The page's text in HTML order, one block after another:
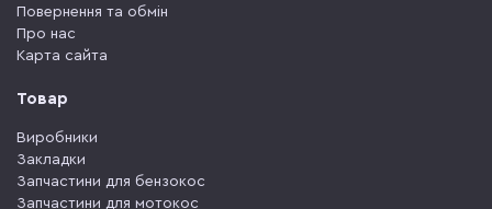
Повернення та обмін
Про нас
Карта сайта
Товар
Виробники
Закладки
Запчастини для бензокос
Запчастини для мотокос